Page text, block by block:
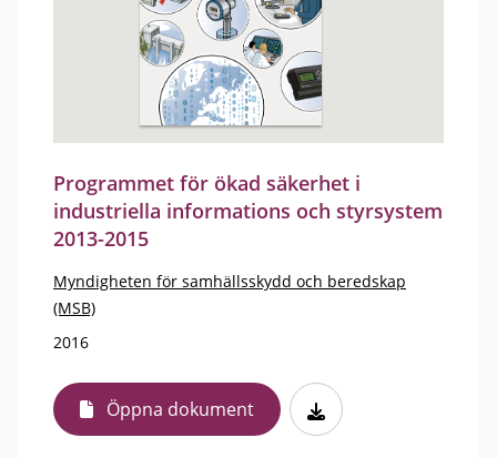
Programmet för ökad säkerhet i
industriella informations och styrsystem
2013-2015
Myndigheten för samhällsskydd och beredskap
(MSB)
2016
Öppna dokument